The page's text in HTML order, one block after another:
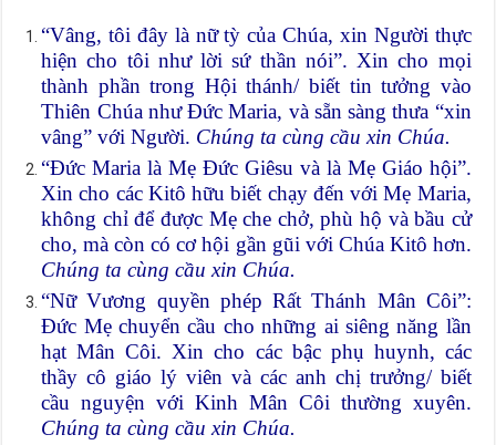
“Vâng, tôi đây là nữ tỳ của Chúa, xin Người thực
hiện cho tôi như lời sứ thần nói”. Xin cho mọi
thành phần trong Hội thánh/ biết tin tưởng vào
Thiên Chúa như Đức Maria, và sẵn sàng thưa “xin
vâng” với Người. Chúng ta cùng cầu xin Chúa.
“Đức Maria là Mẹ Đức Giêsu và là Mẹ Giáo hội”.
Xin cho các Kitô hữu biết chạy đến với Mẹ Maria,
không chỉ để được Mẹ che chở, phù hộ và bầu cử
cho, mà còn có cơ hội gần gũi với Chúa Kitô hơn.
Chúng ta cùng cầu xin Chúa.
“Nữ Vương quyền phép Rất Thánh Mân Côi”:
Đức Mẹ chuyển cầu cho những ai siêng năng lần
hạt Mân Côi. Xin cho các bậc phụ huynh, các
thầy cô giáo lý viên và các anh chị trưởng/ biết
cầu nguyện với Kinh Mân Côi thường xuyên.
Chúng ta cùng cầu xin Chúa.